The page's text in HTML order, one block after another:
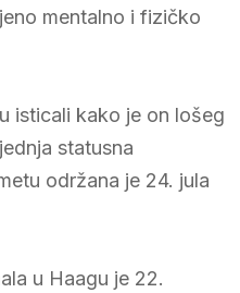
mentalno i fizičko
isticali kako je on lošeg
statusna
održana je 24. jula
u Haagu je 22.